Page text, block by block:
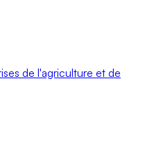
de l'agriculture et de